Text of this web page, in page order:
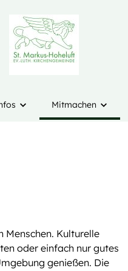
werden
Mitmachen
Bücherschrank
Bibellese
Menschen. Kulturelle
oder einfach nur gutes
genießen. Die